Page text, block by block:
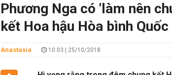
Phương Nga có 'làm nên
kết Hoa hậu Hòa bình
Anastasia 10:03 | 25/10/2018